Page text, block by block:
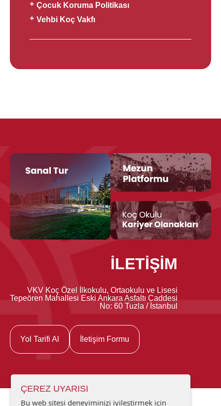
Çocuk Koruma Politikası
Vehbi Koç Vakfı
İLETİŞİM
VKV Koç Özel İlkokulu, Ortaokulu ve Lisesi
Tepeören Mahallesi Eski Ankara Asfaltı Caddesi
No: 60 Tuzla / İstanbul
Yol Tarifi Al İletişim Formu
ÇEREZ UYARISI
Bu web sitesi deneyiminizi iyileştirmek için